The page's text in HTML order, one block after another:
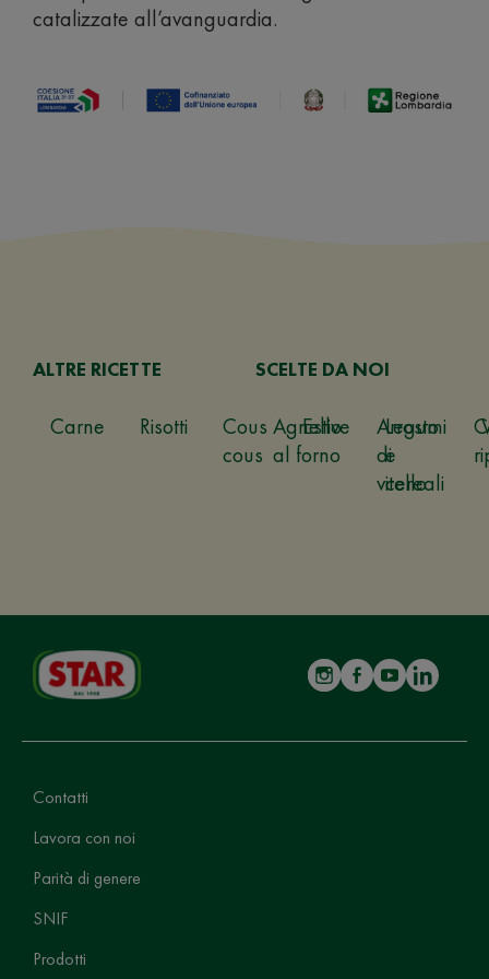
catalizzate all’avanguardia.
ALTRE RICETTE
Carne Risotti
Cous
cous
Estive
Legumi
e
cereali
SCELTE DA NOI
Agnello
al forno
Arrosto
di
vitello
Contatti
Lavora con noi
Parità di genere
SNIF
Prodotti